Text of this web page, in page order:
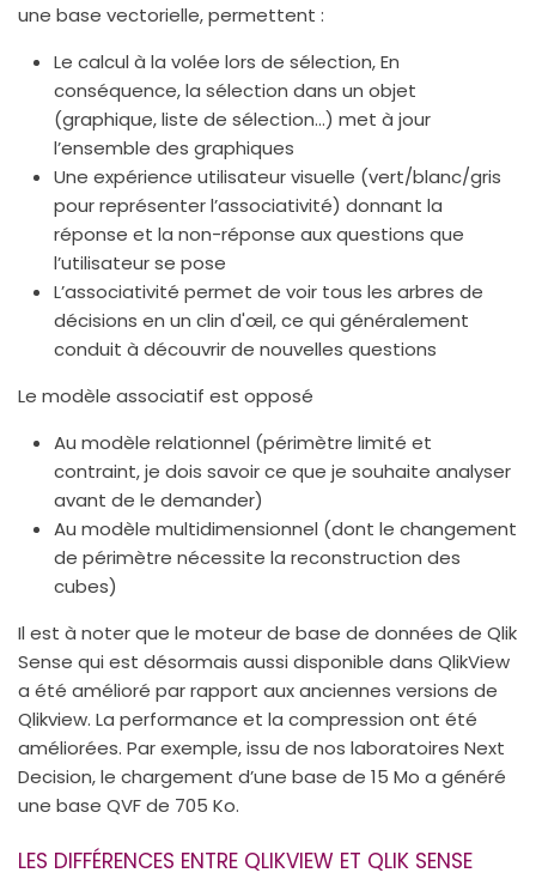
une base vectorielle, permettent :
Le calcul à la volée lors de sélection, En
conséquence, la sélection dans un objet
(graphique, liste de sélection…) met à jour
l’ensemble des graphiques
Une expérience utilisateur visuelle (vert/blanc/gris
pour représenter l’associativité) donnant la
réponse et la non-réponse aux questions que
l’utilisateur se pose
L’associativité permet de voir tous les arbres de
décisions en un clin d'œil, ce qui généralement
conduit à découvrir de nouvelles questions
Le modèle associatif est opposé
Au modèle relationnel (périmètre limité et
contraint, je dois savoir ce que je souhaite analyser
avant de le demander)
Au modèle multidimensionnel (dont le changement
de périmètre nécessite la reconstruction des
cubes)
Il est à noter que le moteur de base de données de Qlik
Sense qui est désormais aussi disponible dans QlikView
a été amélioré par rapport aux anciennes versions de
Qlikview. La performance et la compression ont été
améliorées. Par exemple, issu de nos laboratoires Next
Decision, le chargement d’une base de 15 Mo a généré
une base QVF de 705 Ko.
LES DIFFÉRENCES ENTRE QLIKVIEW ET QLIK SENSE